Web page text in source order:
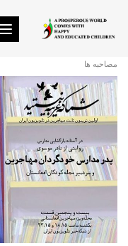
برنامه تلویزیونی شما
مصاحبه ها